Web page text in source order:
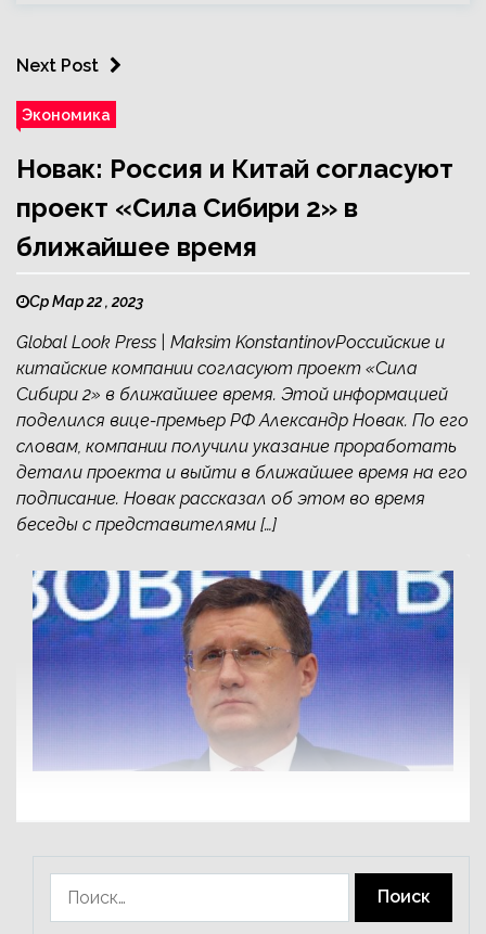
Next Post
Экономика
Новак: Россия и Китай согласуют
проект «Сила Сибири 2» в
ближайшее время
Ср Мар 22 , 2023
Global Look Press | Maksim KonstantinovРоссийские и
китайские компании согласуют проект «Сила
Сибири 2» в ближайшее время. Этой информацией
поделился вице-премьер РФ Александр Новак. По его
словам, компании получили указание проработать
детали проекта и выйти в ближайшее время на его
подписание. Новак рассказал об этом во время
беседы с представителями […]